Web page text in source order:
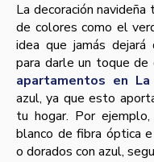
La decoración navideña
de colores como el
idea que jamás
para darle un toque de
apartamentos en La
azul, ya que esto
tu hogar. Por
blanco de fibra óptica
o dorados con azul,